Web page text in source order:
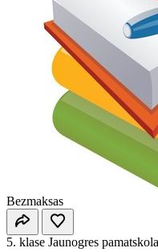
Bezmaksas
5. klase Jaunogres pamatskola